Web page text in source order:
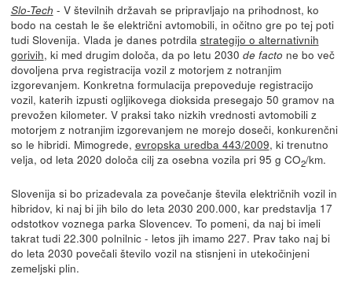
Slo-Tech - V številnih državah se pripravljajo na prihodnost, ko
bodo na cestah le še električni avtomobili, in očitno gre po tej poti
tudi Slovenija. Vlada je danes potrdila strategijo o alternativnih
gorivih, ki med drugim določa, da po letu 2030 de facto ne bo več
dovoljena prva registracija vozil z motorjem z notranjim
izgorevanjem. Konkretna formulacija prepoveduje registracijo
vozil, katerih izpusti ogljikovega dioksida presegajo 50 gramov na
prevožen kilometer. V praksi tako nizkih vrednosti avtomobili z
motorjem z notranjim izgorevanjem ne morejo doseči, konkurenčni
so le hibridi. Mimogrede, evropska uredba 443/2009, ki trenutno
velja, od leta 2020 določa cilj za osebna vozila pri 95 g CO2/km.
Slovenija si bo prizadevala za povečanje števila električnih vozil in
hibridov, ki naj bi jih bilo do leta 2030 200.000, kar predstavlja 17
odstotkov voznega parka Slovencev. To pomeni, da naj bi imeli
takrat tudi 22.300 polnilnic - letos jih imamo 227. Prav tako naj bi
do leta 2030 povečali število vozil na stisnjeni in utekočinjeni
zemeljski plin.